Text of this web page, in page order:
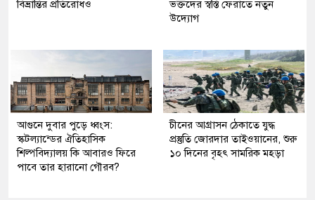
বিভ্রান্তির প্রতিরোধও
ভক্তদের স্বস্তি ফেরাতে নতুন
উদ্যোগ
আগুনে দুবার পুড়ে ধ্বংস:
স্কটল্যান্ডের ঐতিহাসিক
শিল্পবিদ্যালয় কি আবারও ফিরে
পাবে তার হারানো গৌরব?
চীনের আগ্রাসন ঠেকাতে যুদ্ধ
প্রস্তুতি জোরদার তাইওয়ানের, শুরু
১০ দিনের বৃহৎ সামরিক মহড়া